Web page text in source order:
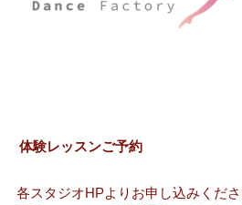
体験レッスンご予約
各スタジオHPよりお申し込みくだ